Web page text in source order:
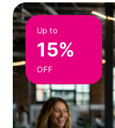
Up to
15%
OFF